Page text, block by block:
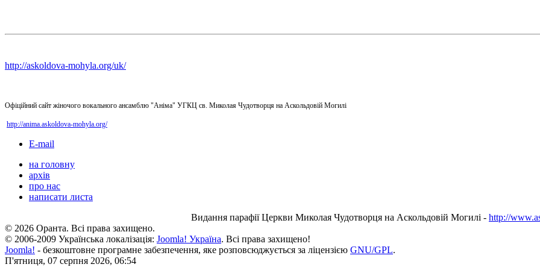
http://askoldova-mohyla.org/uk/
Офіційний сайт жіночого вокального ансамблю "Аніма" УГКЦ св. Миколая Чудотворця на Аскольдовій Могилі
http://anima.askoldova-mohyla.org/
E-mail
на головну
архів
про нас
написати листа
Видання парафії Церкви Миколая Чудотворця на Аскольдовій Могилі - http://
© 2026 Оранта. Всі права захищено.
© 2006-2009 Українська локалізація: Joomla! Україна. Всі права захищено!
Joomla! - безкоштовне програмне забезпечення, яке розповсюджується за ліцензією GNU/GPL.
П'ятниця, 07 серпня 2026, 06:54